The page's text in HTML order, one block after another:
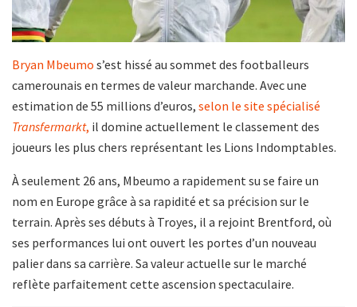
Bryan Mbeumo s’est hissé au sommet des footballeurs
camerounais en termes de valeur marchande. Avec une
estimation de 55 millions d’euros, selon le site spécialisé
Transfermarkt, il domine actuellement le classement des
joueurs les plus chers représentant les Lions Indomptables.
À seulement 26 ans, Mbeumo a rapidement su se faire un
nom en Europe grâce à sa rapidité et sa précision sur le
terrain. Après ses débuts à Troyes, il a rejoint Brentford, où
ses performances lui ont ouvert les portes d’un nouveau
palier dans sa carrière. Sa valeur actuelle sur le marché
reflète parfaitement cette ascension spectaculaire.